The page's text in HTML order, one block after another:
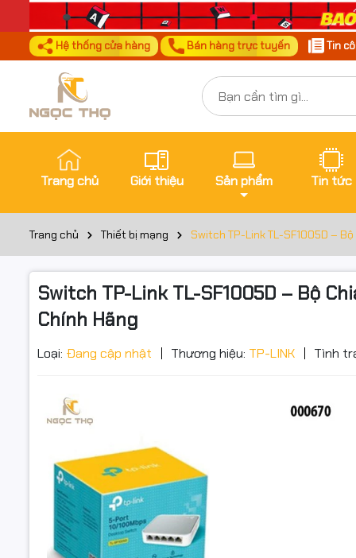
Hệ thống cửa hàng Bán hàng trực tuyến Tin
Trang chủ Giới thiệu Sản phẩm Tin tức
Trang chủ Thiết bị mạng Switch TP-Link TL-SF1005D –
Switch TP-Link TL-SF1005D – Bộ
Chính Hãng
Loại: Đang cập nhật Thương hiệu: TP-LINK Tình
Switch
📝 Mô tả